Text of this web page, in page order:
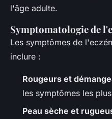
l'âge adulte.
Symptomatologie de
Les symptômes de
inclure :
Rougeurs et
les symptômes les
Peau sèche et